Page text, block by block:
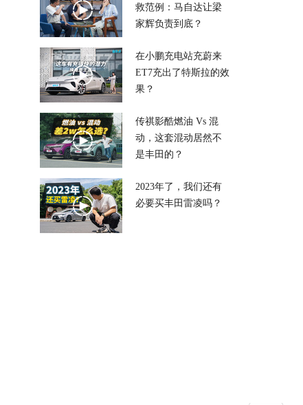
救范例：马自达让梁
家辉负责到底？
在小鹏充电站充蔚来
ET7充出了特斯拉的效
果？
传祺影酷燃油 Vs 混
动，这套混动居然不
是丰田的？
2023年了，我们还有
必要买丰田雷凌吗？